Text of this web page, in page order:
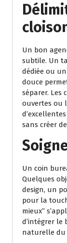
Un bon
subtile. Un
dédiée ou
douce
séparer. Les
ouvertes ou
sans créer
Un coin
Quelques
design, un
pour la
mieux”
d’intégrer
naturelle du